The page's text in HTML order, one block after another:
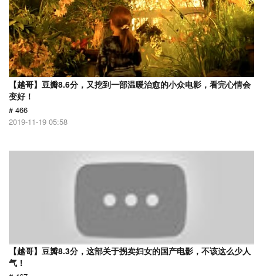
【越哥】豆瓣8.6分，又挖到一部温暖治愈的小众电影，看完心情会
变好！
# 466
2019-11-19 05:58
【越哥】豆瓣8.3分，这部关于拐卖妇女的国产电影，不该这么少人
气！